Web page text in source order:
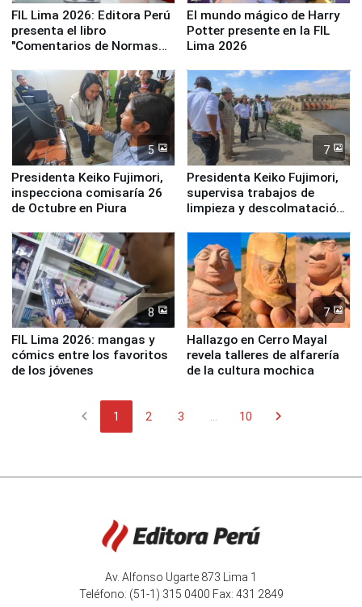
FIL Lima 2026: Editora Perú
presenta el libro
"Comentarios de Normas
Derecho Colectivo"
El mundo mágico de Harry
Potter presente en la FIL
Lima 2026
5
Presidenta Keiko Fujimori,
inspecciona comisaría 26
de Octubre en Piura
7
Presidenta Keiko Fujimori,
supervisa trabajos de
limpieza y descolmatación
8
FIL Lima 2026: mangas y
cómics entre los favoritos
de los jóvenes
7
Hallazgo en Cerro Mayal
revela talleres de alfarería
de la cultura mochica
chevron_left 1 2 3 10 chevron_right
Av. Alfonso Ugarte 873 Lima 1
Teléfono: (51-1) 315 0400 Fax: 431 2849